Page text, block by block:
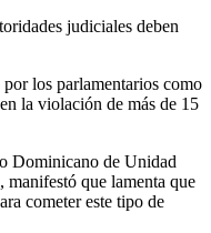
judiciales deben
los parlamentarios como
la violación de más de 15
Dominicano de Unidad
que lamenta que
cometer este tipo de